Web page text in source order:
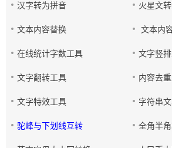
汉字转为拼音 火星文
文本内容替换 文本内
在线统计字数工具 文字竖
文字翻转工具 内容去
文字特效工具 字符串
驼峰与下划线互转 全角半